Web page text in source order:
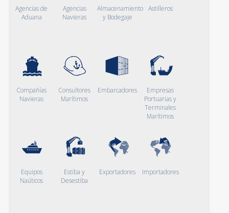
Agencias de
Aduana
Agencias
Navieras
Almacenamiento
y Bodegaje
Astilleros
Compañías
Navieras
Consultores
Marítimos
Embarcadores
Empresas
Portuarias y
Terminales
Marítimos
Equipos
Naúticos
Estiba y
Desestiba
Exportadores Importadores